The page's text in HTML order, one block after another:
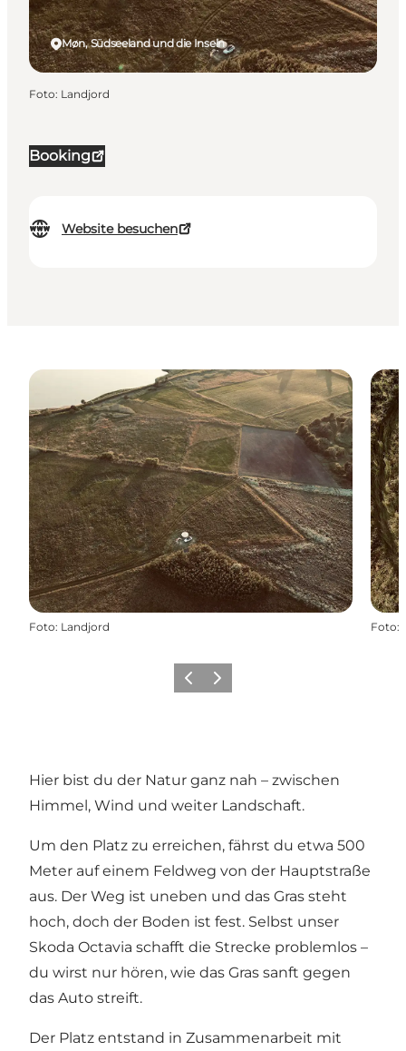
Booking
Website besuchen
Møn, Südseeland und die Inseln
Foto: Landjord
Foto: Landjord Foto:
ZurückWeiter
Hier bist du der Natur ganz nah – zwischen
Himmel, Wind und weiter Landschaft.
Um den Platz zu erreichen, fährst du etwa 500
Meter auf einem Feldweg von der Hauptstraße
aus. Der Weg ist uneben und das Gras steht
hoch, doch der Boden ist fest. Selbst unser
Skoda Octavia schafft die Strecke problemlos –
du wirst nur hören, wie das Gras sanft gegen
das Auto streift.
Der Platz entstand in Zusammenarbeit mit